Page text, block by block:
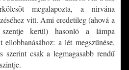
megalapozta, a nirvána
vitt. Ami eredetileg (ahová a
kerül) hasonló a lámpa
ellobbanásához: a lét megszűnése,
szerint csak a legmagasabb rendű